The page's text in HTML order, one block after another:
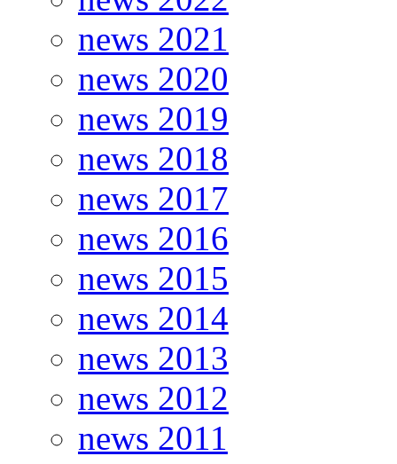
news 2021
news 2020
news 2019
news 2018
news 2017
news 2016
news 2015
news 2014
news 2013
news 2012
news 2011